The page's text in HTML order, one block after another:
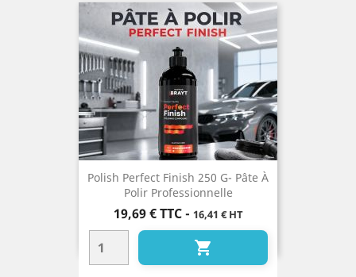
Polish Perfect Finish 250 G- Pâte À
Polir Professionnelle
Prix
19,69 € TTC- 16,41 € HT
